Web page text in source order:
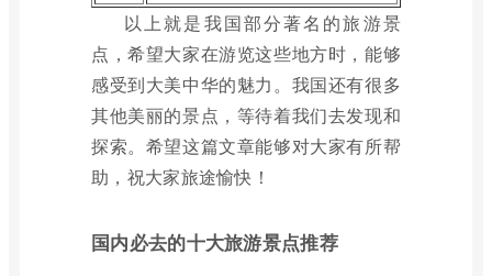
以上就是我国部分著名的旅游景
点，希望大家在游览这些地方时，能够
感受到大美中华的魅力。我国还有很多
其他美丽的景点，等待着我们去发现和
探索。希望这篇文章能够对大家有所帮
助，祝大家旅途愉快！
国内必去的十大旅游景点推荐